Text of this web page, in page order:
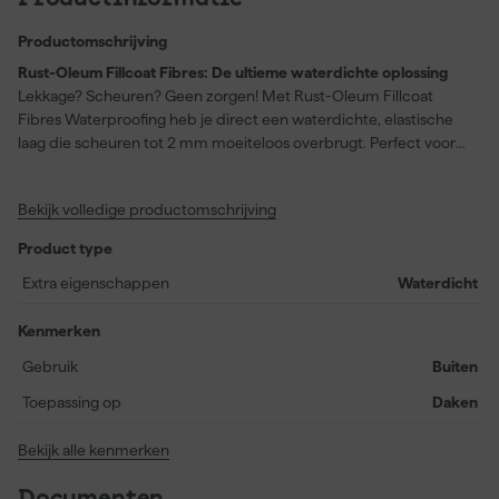
Productomschrijving
Rust-Oleum Fillcoat Fibres: De ultieme waterdichte oplossing
Lekkage? Scheuren? Geen zorgen! Met Rust-Oleum Fillcoat
Fibres Waterproofing heb je direct een waterdichte, elastische
laag die scheuren tot 2 mm moeiteloos overbrugt. Perfect voor
eigenschappen blijft jouw reparatie langer intact. Aanbrengen
weer. Deze coating is overschilderbaar na 3 - 14 dagen met
hetzelfde product. 6 weken met andere coatings zoals Dacfill
effectief.
Bekijk volledige productomschrijving
Product type
Extra eigenschappen
Waterdicht
Kenmerken
Gebruik
Buiten
Toepassing op Daken
Bekijk alle kenmerken